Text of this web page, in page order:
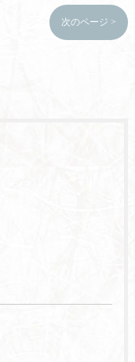
次のページ >